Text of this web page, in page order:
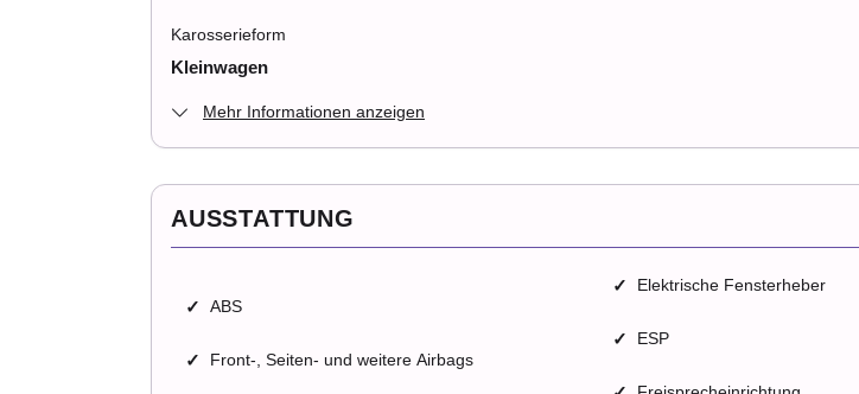
Karosserieform
Kleinwagen
Mehr Informationen anzeigen
AUSSTATTUNG
✓ ABS
✓ Front-, Seiten- und weitere Airbags
✓ Elektrische Fensterheber
✓ ESP